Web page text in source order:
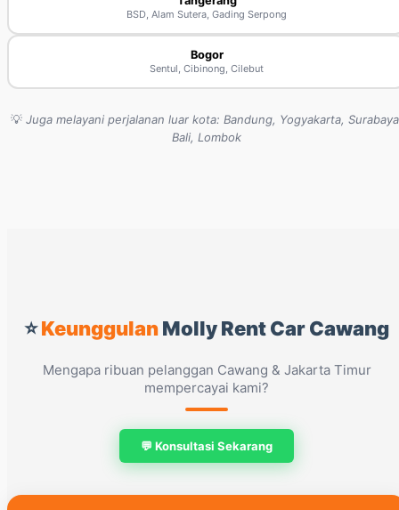
BSD, Alam Sutera, Gading Serpong
Bogor
Sentul, Cibinong, Cilebut
💡 Juga melayani perjalanan luar kota: Bandung, Yogyakarta,
Bali, Lombok
⭐KeunggulanMolly Rent Car Cawang
Mengapa ribuan pelanggan Cawang & Jakarta Timur
mempercayai kami?
💬 Konsultasi Sekarang